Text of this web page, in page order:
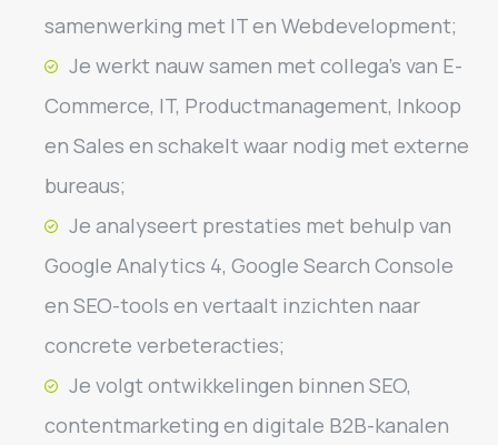
samenwerking met IT en Webdevelopment;
Je werkt nauw samen met collega’s van E-
Commerce, IT, Productmanagement, Inkoop
en Sales en schakelt waar nodig met externe
bureaus;
Je analyseert prestaties met behulp van
Google Analytics 4, Google Search Console
en SEO-tools en vertaalt inzichten naar
concrete verbeteracties;
Je volgt ontwikkelingen binnen SEO,
contentmarketing en digitale B2B-kanalen